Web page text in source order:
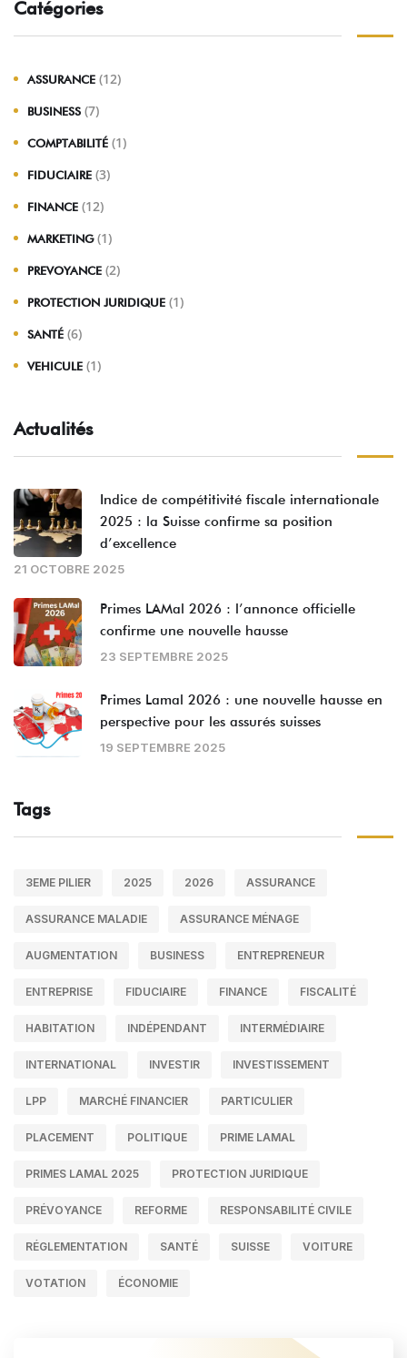
Catégories
ASSURANCE (12)
BUSINESS (7)
COMPTABILITÉ (1)
FIDUCIAIRE (3)
FINANCE (12)
MARKETING (1)
PREVOYANCE (2)
PROTECTION JURIDIQUE (1)
SANTÉ (6)
VEHICULE (1)
Actualités
Indice de compétitivité fiscale internationale
2025 : la Suisse confirme sa position
d’excellence
21 OCTOBRE 2025
Primes LAMal 2026 : l’annonce officielle
confirme une nouvelle hausse
23 SEPTEMBRE 2025
Primes Lamal 2026 : une nouvelle hausse en
perspective pour les assurés suisses
19 SEPTEMBRE 2025
Tags
3EME PILIER 2025 2026 ASSURANCE
ASSURANCE MALADIE ASSURANCE MÉNAGE
AUGMENTATION BUSINESS ENTREPRENEUR
ENTREPRISE FIDUCIAIRE FINANCE FISCALITÉ
HABITATION INDÉPENDANT INTERMÉDIAIRE
INTERNATIONAL INVESTIR INVESTISSEMENT
LPP MARCHÉ FINANCIER PARTICULIER
PLACEMENT POLITIQUE PRIME LAMAL
PRIMES LAMAL 2025 PROTECTION JURIDIQUE
PRÉVOYANCE REFORME RESPONSABILITÉ CIVILE
RÉGLEMENTATION SANTÉ SUISSE VOITURE
VOTATION ÉCONOMIE